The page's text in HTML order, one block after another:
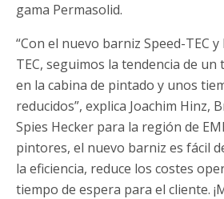
gama Permasolid.
“Con el nuevo barniz Speed-TEC
TEC, seguimos la tendencia de
en la cabina de pintado y unos
reducidos”, explica Joachim Hinz,
Spies Hecker para la región de
pintores, el nuevo barniz es fácil
la eficiencia, reduce los costes
tiempo de espera para el cliente.